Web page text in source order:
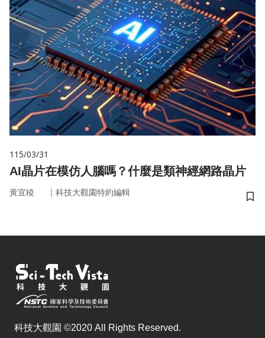
115/03/31
AI晶片在模仿人腦嗎？什麼是類神經網路晶片
黃宜稜 ｜ 科技大觀園特約編輯
儲
科技大觀園 ©2020 All Rights Reserved.